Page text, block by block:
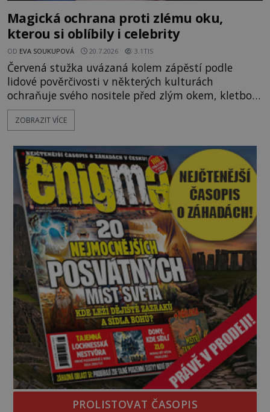
Magická ochrana proti zlému oku,
kterou si oblíbily i celebrity
OD EVA SOUKUPOVÁ 20.7.2026 3.1TIS
Červená stužka uvázaná kolem zápěstí podle
lidové pověrčivosti v některých kulturách
ochraňuje svého nositele před zlým okem, kletbou,
která může přivodit neštěstí či nemoc. S tímto
nenápadným symbolem magické ochrany lze
nebo Leonarda DiCapria. Na Blízkém východě a v
židovských komunitách po celém světě, je
ZOBRAZIT VÍCE
PROLISTOVAT ČASOPIS